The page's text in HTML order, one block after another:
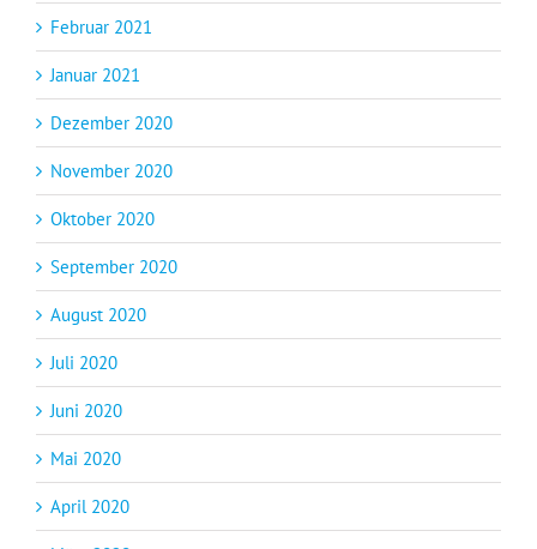
Februar 2021
Januar 2021
Dezember 2020
November 2020
Oktober 2020
September 2020
August 2020
Juli 2020
Juni 2020
Mai 2020
April 2020